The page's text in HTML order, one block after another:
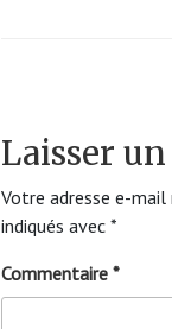
Laisser
Votre adresse e-mail
indiqués avec *
Commentaire *